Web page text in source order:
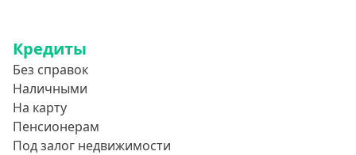
Кредиты
Без справок
Наличными
На карту
Пенсионерам
Под залог недвижимости